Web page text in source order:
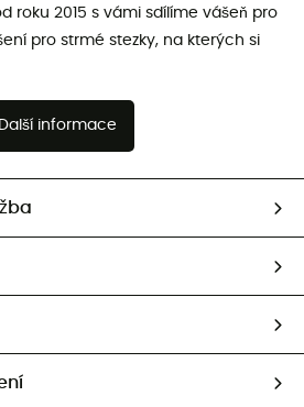
roku 2015 s vámi sdílíme vášeň pro
pro strmé stezky, na kterých si
Další informace